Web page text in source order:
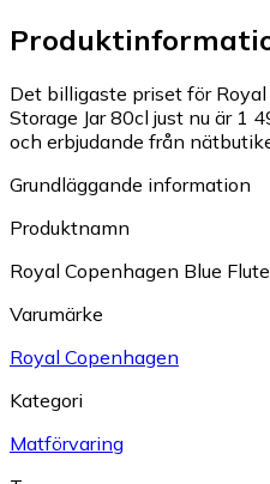
Det billigaste priset för
Storage Jar 80cl just nu är 1
och erbjudande från
Grundläggande information
Produktnamn
Royal Copenhagen Blue
Varumärke
Royal Copenhagen
Kategori
Matförvaring